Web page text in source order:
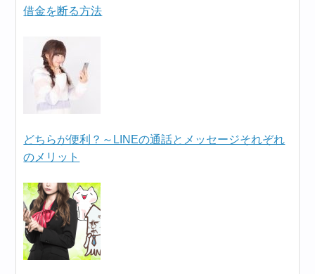
借金を断る方法
どちらが便利？～LINEの通話とメッセージそれぞれ
のメリット